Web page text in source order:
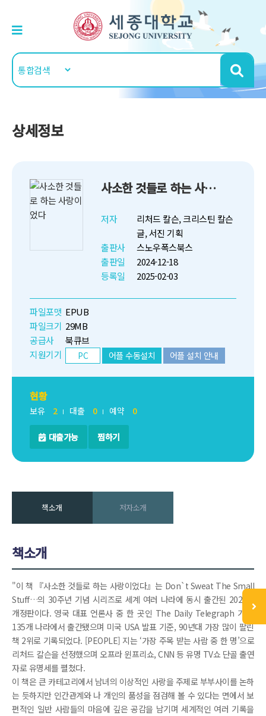
상세정보
사소한 것들로 하는 사랑이었다
저자
리처드 칼슨, 크리스틴 칼슨
글, 서진 기획
출판사
스노우폭스북스
출판일
2024-12-18
등록일
2025-02-03
파일포맷 EPUB
파일크기 29MB
공급사
북큐브
지원기기
PC 어플 수동설치 어플 설치 안내
현황
보유 2 대출 0 예약 0
대출가능 찜하기
책소개 저자소개
책소개
"이 책 『사소한 것들로 하는 사랑이었다』는 Don`t Sweat The Small
Stuff…의 30주년 기념 시리즈로 세계 여러 나라에 동시 출간된 2024년
개정판이다. 영국 대표 언론사 중 한 곳인 The Daily Telegraph 기준,
135개 나라에서 출간됐으며 미국 USA 발표 기준, 90년대 가장 많이 팔린
책 2위로 기록되었다. [PEOPLE] 지는 ‘가장 주목 받는 사람 중 한 명’으로
리처드 칼슨을 선정했으며 오프라 윈프리쇼, CNN 등 유명 TV쇼 단골 출연
자로 유명세를 펼쳤다.
이 책은 큰 카테고리에서 남녀의 이상적인 사랑을 주제로 부부사이를 논하
는 듯하지만 인간관계와 나 개인의 품성을 점검해 볼 수 있다는 면에서 보
편적인 일반 사람들의 마음에 깊은 공감을 남기며 세계적인 여러 기록을